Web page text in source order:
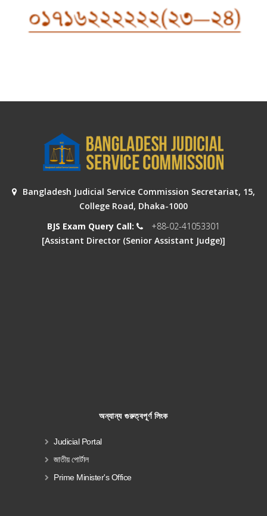
Bangladesh Judicial Service Commission Secretariat, 15,
College Road, Dhaka-1000
BJS Exam Query Call:
+88-02-41053301
[Assistant Director (Senior Assistant Judge)]
অন্যান্য গুরুত্বপূর্ণ লিংক
Judicial Portal
জাতীয় পোর্টাল
Prime Minister's Office